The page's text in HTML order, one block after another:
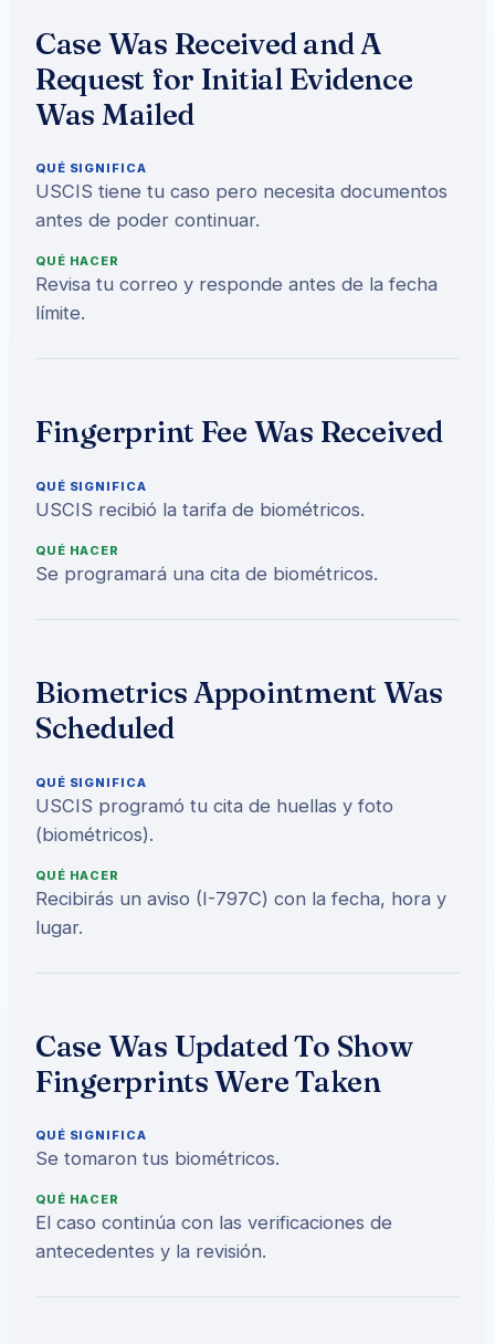
Case Was Received and A
Request for Initial Evidence
Was Mailed
QUÉ SIGNIFICA
USCIS tiene tu caso pero necesita documentos
antes de poder continuar.
QUÉ HACER
Revisa tu correo y responde antes de la fecha
límite.
Fingerprint Fee Was Received
QUÉ SIGNIFICA
USCIS recibió la tarifa de biométricos.
QUÉ HACER
Se programará una cita de biométricos.
Biometrics Appointment Was
Scheduled
QUÉ SIGNIFICA
USCIS programó tu cita de huellas y foto
(biométricos).
QUÉ HACER
Recibirás un aviso (I-797C) con la fecha, hora y
lugar.
Case Was Updated To Show
Fingerprints Were Taken
QUÉ SIGNIFICA
Se tomaron tus biométricos.
QUÉ HACER
El caso continúa con las verificaciones de
antecedentes y la revisión.